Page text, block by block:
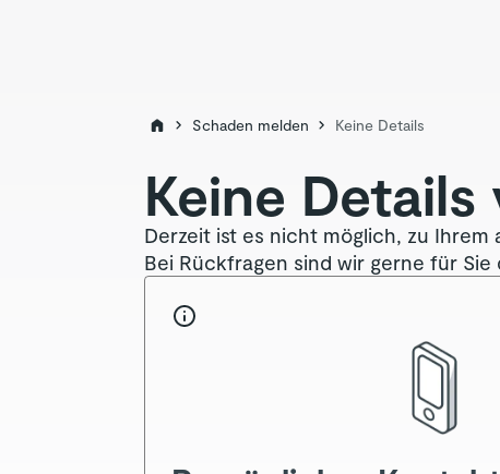
Schaden melden Keine Details
Keine
Derzeit ist es nicht möglich, zu Ihrem
Bei Rückfragen sind wir gerne für Sie